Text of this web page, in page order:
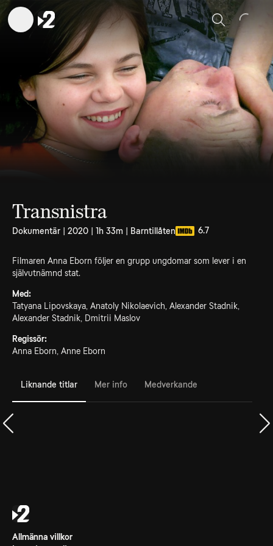
Sök
Transnistra
Dokumentär | 2020 | 1h 33m | Barntillåten 6.7
Filmaren Anna Eborn följer en grupp ungdomar som lever i en
självutnämnd stat.
Med:
Tatyana Lipovskaya, Anatoly Nikolaevich, Alexander Stadnik,
Alexander Stadnik, Dmitrii Maslov
Regissör:
Anna Eborn, Anne Eborn
Liknande titlar Mer info Medverkande
Allmänna villkor